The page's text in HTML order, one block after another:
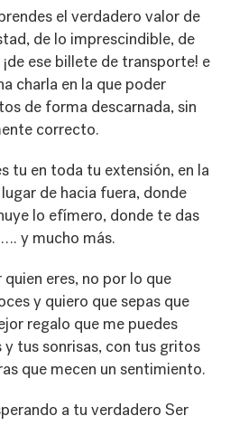
el verdadero valor de
de lo imprescindible, de
ese billete de transporte! e
charla en la que poder
de forma descarnada, sin
correcto.
tu en toda tu extensión, en la
de hacia fuera, donde
lo efímero, donde te das
y mucho más.
eres, no por lo que
y quiero que sepas que
regalo que me puedes
y tus sonrisas, con tus gritos
que mecen un sentimiento.
a tu verdadero Ser